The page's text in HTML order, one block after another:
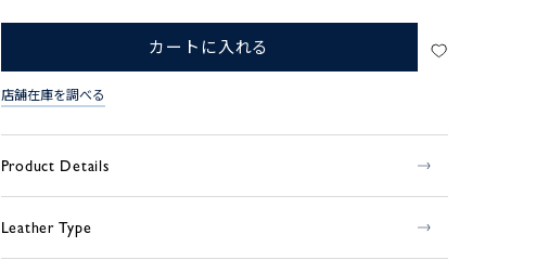
カートに入れる
店舗在庫を調べる
Product Details
Leather Type